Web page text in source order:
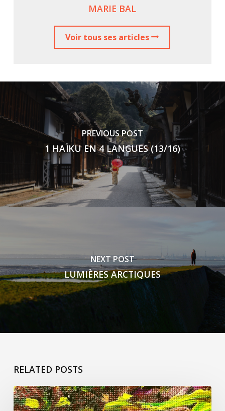
MARIE BAL
Voir tous ses articles
PREVIOUS POST
1 HAÏKU EN 4 LANGUES (13/16)
NEXT POST
LUMIÈRES ARCTIQUES
RELATED POSTS
Un
peu